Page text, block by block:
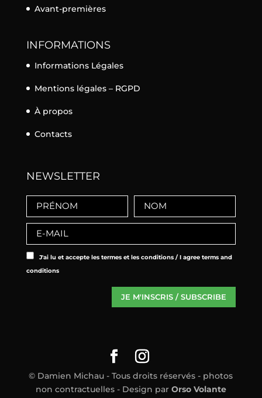
Avant-premières
INFORMATIONS
Informations Légales
Mentions légales – RGPD
À propos
Contacts
NEWSLETTER
J'ai lu et accepte les termes et les conditions / I agree terms and
conditions
© Damien Michau - Tous droits réservés - photos
non contractuelles - Design par Orso Volante